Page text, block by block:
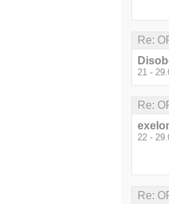
Re:
21 -
Re:
22 -
Re: